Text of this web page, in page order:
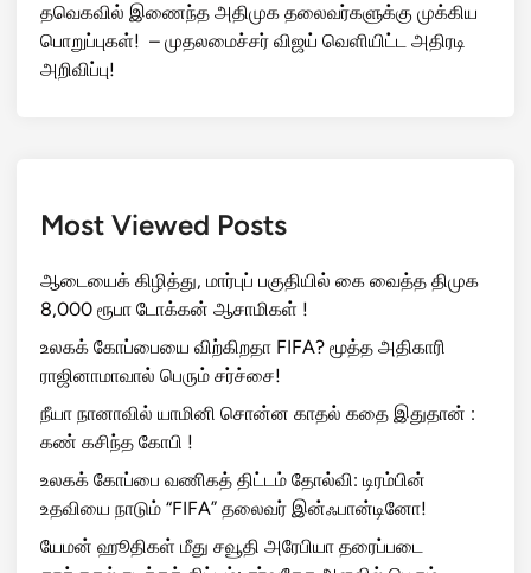
தவெகவில் இணைந்த அதிமுக தலைவர்களுக்கு முக்கிய
பொறுப்புகள்! – முதலமைச்சர் விஜய் வெளியிட்ட அதிரடி
அறிவிப்பு!
Most Viewed Posts
ஆடையைக் கிழித்து, மார்புப் பகுதியில் கை வைத்த திமுக
8,000 ரூபா டோக்கன் ஆசாமிகள் !
உலகக் கோப்பையை விற்கிறதா FIFA? மூத்த அதிகாரி
ராஜினாமாவால் பெரும் சர்ச்சை!
நீயா நானாவில் யாமினி சொன்ன காதல் கதை இதுதான் :
கண் கசிந்த கோபி !
உலகக் கோப்பை வணிகத் திட்டம் தோல்வி: டிரம்பின்
உதவியை நாடும் “FIFA” தலைவர் இன்ஃபான்டினோ!
யேமன் ஹூதிகள் மீது சவூதி அரேபியா தரைப்படை